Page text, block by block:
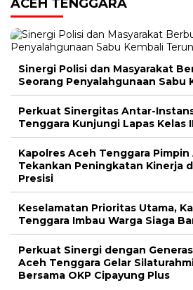
ACEH TENGGARA
Sinergi Polisi dan Masyarakat
Seorang Penyalahgunaan Sabu
Perkuat Sinergitas Antar-
Tenggara Kunjungi Lapas Kelas
Kapolres Aceh Tenggara
Tekankan Peningkatan Kinerja
Presisi
Keselamatan Prioritas Utama,
Tenggara Imbau Warga Siaga
Perkuat Sinergi dengan
Aceh Tenggara Gelar
Bersama OKP Cipayung Plus